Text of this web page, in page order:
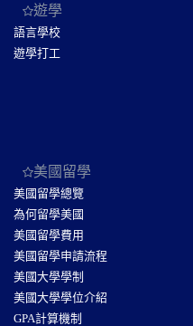
遊學
語言學校
遊學打工
美國留學
美國留學總覽
為何留學美國
美國留學費用
美國留學申請流程
美國大學學制
美國大學學位介紹
GPA計算機制